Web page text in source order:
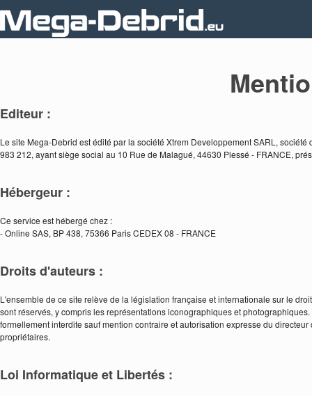
Editeur :
Le site Mega-Debrid est édité par la société Xtrem Developpement SARL,
983 212, ayant siège social au 10 Rue de Malagué, 44630 Plessé - FRANCE,
Hébergeur :
Ce service est hébergé chez :
- Online SAS, BP 438, 75366 Paris CEDEX 08 - FRANCE
Droits d'auteurs :
L'ensemble de ce site relève de la législation française et internationale sur le
sont réservés, y compris les représentations iconographiques et
formellement interdite sauf mention contraire et autorisation expresse du
propriétaires.
Loi Informatique et Libertés :